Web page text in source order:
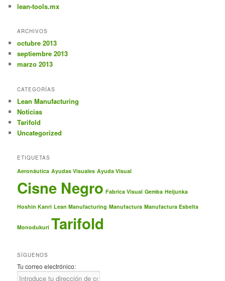
lean-tools.mx
ARCHIVOS
octubre 2013
septiembre 2013
marzo 2013
CATEGORÍAS
Lean Manufacturing
Noticias
Tarifold
Uncategorized
ETIQUETAS
Aeronáutica Ayudas Visuales Ayuda Visual
Cisne Negro Fabrica Visual Gemba Heijunka
Hoshin Kanri Lean Manufacturing Manufactura Manufactura Esbelta
Monodukuri Tarifold
SÍGUENOS
Tu correo electrónico: